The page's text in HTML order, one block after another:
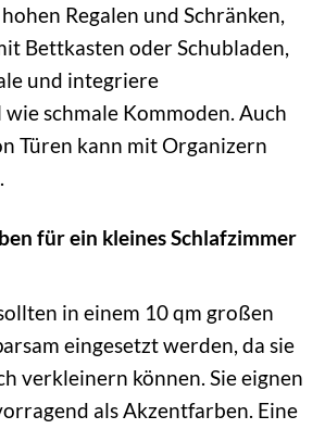
Regalen und Schränken,
Bettkasten oder Schubladen,
und integriere
schmale Kommoden. Auch
Türen kann mit Organizern
für ein kleines Schlafzimmer
in einem 10 qm großen
eingesetzt werden, da sie
verkleinern können. Sie eignen
als Akzentfarben. Eine